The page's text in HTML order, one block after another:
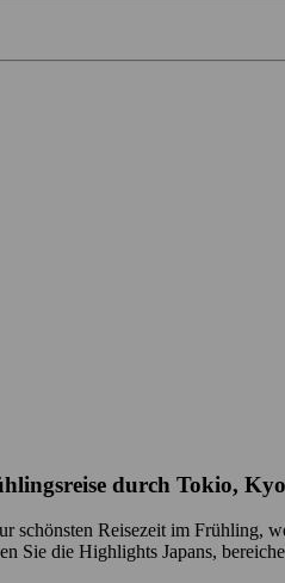
durch Tokio,
Reisezeit im Frühling,
Sie die Highlights Japans,